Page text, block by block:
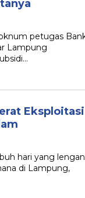
petugas
Lampung
Eksploitasi
hari yang
di Lampung,